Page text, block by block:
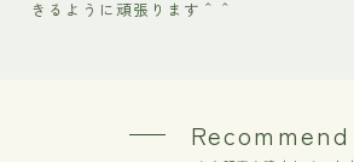
きるように頑張ります＾＾
Recommend